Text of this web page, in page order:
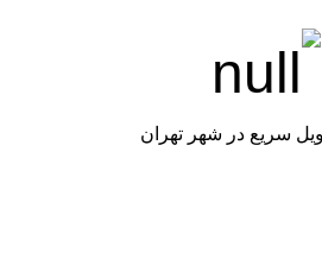
سریع در شهر تهران